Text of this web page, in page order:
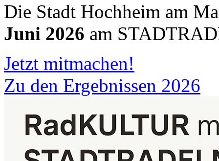
Die Stadt Hochheim am
Juni 2026 am
Jetzt mitmachen!
Zu den Ergebnissen 2026